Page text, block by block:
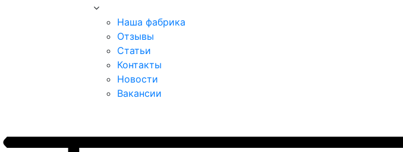
Наша фабрика
Отзывы
Статьи
Контакты
Новости
Вакансии